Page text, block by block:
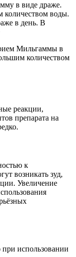
в виде драже.
количеством воды.
в день. В
реакции,
препарата на
к
возникать зуд,
Увеличение
использовании